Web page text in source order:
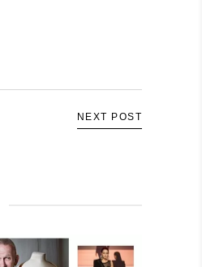
NEXT POST